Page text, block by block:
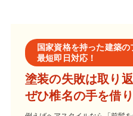
国家資格を持った建築の
最短即日対応！
塗装の失敗は取り返
ぜひ椎名の手を借